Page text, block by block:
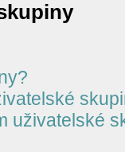
uživatelské